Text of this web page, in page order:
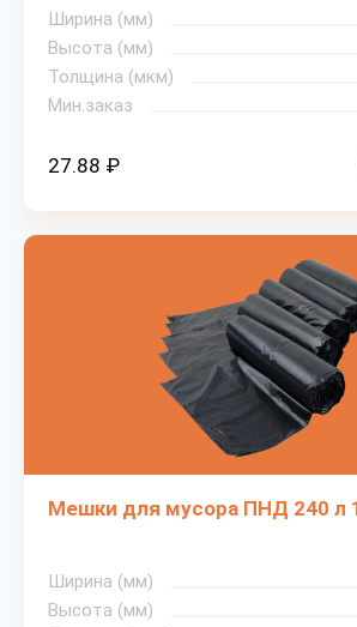
Ширина (мм)
Высота (мм)
Толщина (мкм)
Мин.заказ
27.88 ₽
Мешки для мусора ПНД 240 л
Ширина (мм)
Высота (мм)